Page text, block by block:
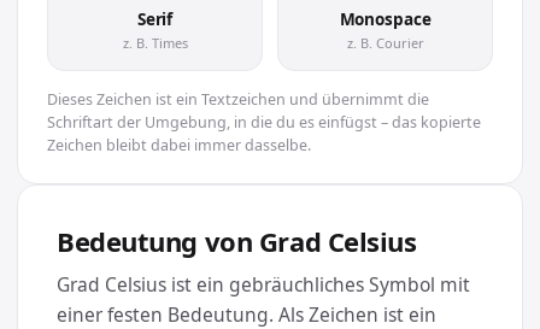
Serif
z. B. Times
Monospace
z. B. Courier
Dieses Zeichen ist ein Textzeichen und übernimmt die
Schriftart der Umgebung, in die du es einfügst – das kopierte
Zeichen bleibt dabei immer dasselbe.
Bedeutung von Grad Celsius
Grad Celsius ist ein gebräuchliches Symbol mit
einer festen Bedeutung. Als Zeichen ist ein